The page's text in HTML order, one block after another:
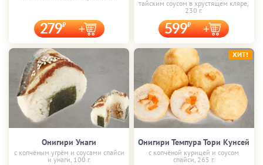
279
тайским соусом в хрустящем кляре,
230 г.
599
Онигири Унаги
с копчёным угрём и соусами спайси
и унаги, 100 г.
Онигири Темпура Тори Кунсей
с копчёной курицей и соусом
спайси, 265 г.
ХИТ!